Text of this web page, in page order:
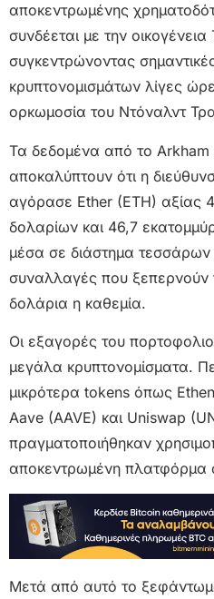
αποκεντρωμένης
συνδέεται με την
συγκεντρώνοντας
κρυπτονομισμάτων λίγες
ορκωμοσία του Ντόναλντ
Τα δεδομένα από το Arkham
αποκαλύπτουν ότι η
αγόρασε Ether (ETH) αξίας
δολαρίων και 46,7
μέσα σε διάστημα
συναλλαγές που ξεπερνούν
δολάρια η καθεμία.
Οι εξαγορές του
μεγάλα κρυπτονομίσματα.
μικρότερα tokens όπως
Aave (AAVE) και Uniswap
πραγματοποιήθηκαν
αποκεντρωμένη πλατφόρμα
Μετά από αυτό το